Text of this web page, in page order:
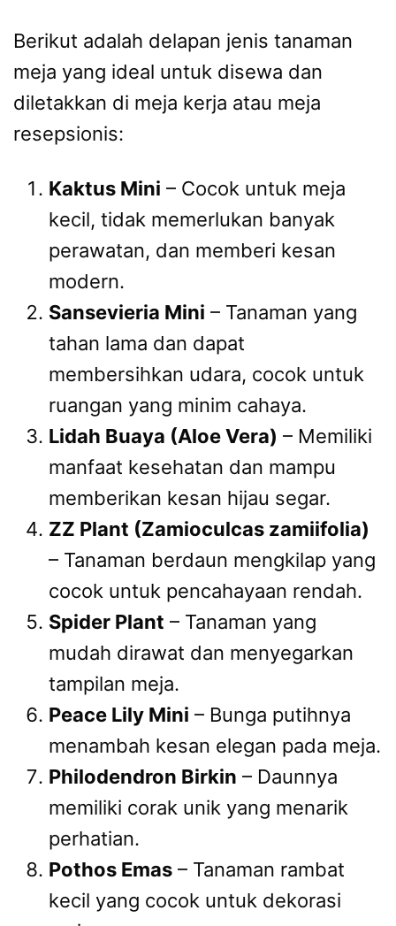
Berikut adalah delapan jenis tanaman
meja yang ideal untuk disewa dan
diletakkan di meja kerja atau meja
resepsionis:
Kaktus Mini – Cocok untuk meja
kecil, tidak memerlukan banyak
perawatan, dan memberi kesan
modern.
Sansevieria Mini – Tanaman yang
tahan lama dan dapat
membersihkan udara, cocok untuk
ruangan yang minim cahaya.
Lidah Buaya (Aloe Vera) – Memiliki
manfaat kesehatan dan mampu
memberikan kesan hijau segar.
ZZ Plant (Zamioculcas zamiifolia)
– Tanaman berdaun mengkilap yang
cocok untuk pencahayaan rendah.
Spider Plant – Tanaman yang
mudah dirawat dan menyegarkan
tampilan meja.
Peace Lily Mini – Bunga putihnya
menambah kesan elegan pada meja.
Philodendron Birkin – Daunnya
memiliki corak unik yang menarik
perhatian.
Pothos Emas – Tanaman rambat
kecil yang cocok untuk dekorasi